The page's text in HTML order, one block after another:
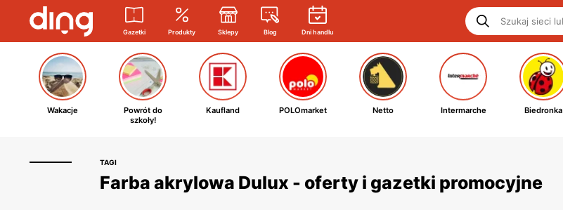
Gazetki Produkty Sklepy Blog Dni handlu
Wakacje
Powrót do
szkoły!
Kaufland POLOmarket Netto Intermarche Biedronka
TAGI
Farba akrylowa Dulux - oferty i gazetki promocyjne